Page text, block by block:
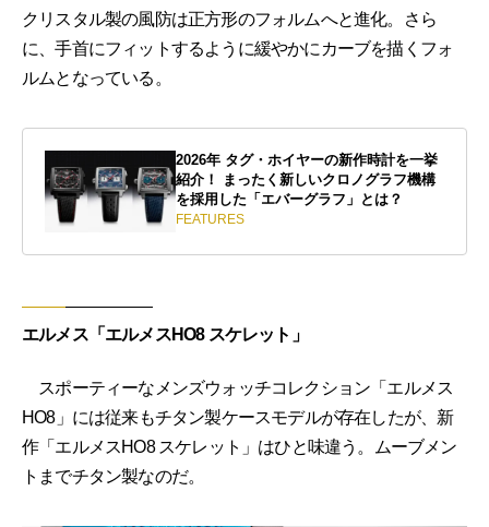
クリスタル製の風防は正方形のフォルムへと進化。さら
に、手首にフィットするように緩やかにカーブを描くフォ
ルムとなっている。
2026年 タグ・ホイヤーの新作時計を一挙
紹介！ まったく新しいクロノグラフ機構
を採用した「エバーグラフ」とは？
FEATURES
エルメス「エルメスHO8 スケレット」
スポーティーなメンズウォッチコレクション「エルメス
HO8」には従来もチタン製ケースモデルが存在したが、新
作「エルメスHO8 スケレット」はひと味違う。ムーブメン
トまでチタン製なのだ。